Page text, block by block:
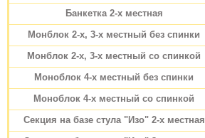
Банкетка 2-х местная
Монблок 2-х, 3-х местный без спинки
Монблок 2-х, 3-х местный со спинкой
Моноблок 4-х местный без спинки
Моноблок 4-х местный со спинкой
Секция на базе стула "Изо" 2-х местная